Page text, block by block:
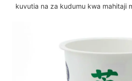
kuvutia na za kudumu kwa mahitaji